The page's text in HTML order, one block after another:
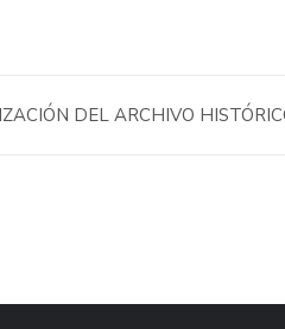
DEL ARCHIVO